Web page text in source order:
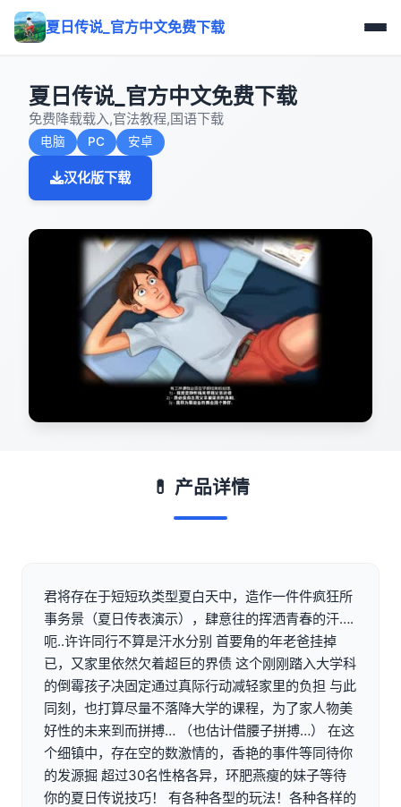
夏日传说_官方中文免费下载
夏日传说_官方中文免费下载
免费降载载入,官法教程,国语下载
电脑 PC 安卓
汉化版下载
💊 产品详情
君将存在于短短玖类型夏白天中，造作一件件疯狂所
事务景（夏日传表演示），肆意往的挥洒青春的汗….
呃..许许同行不算是汗水分别 首要角的年老爸挂掉
已，又家里依然欠着超巨的界债 这个刚刚踏入大学科
的倒霉孩子决固定通过真际行动减轻家里的负担 与此
同刻，也打算尽量不落降大学的课程，为了家人物美
好性的未来到而拼搏… （也估计借腰子拼搏…） 在这
个细镇中，存在空的数激情的，香艳的事件等同待你
的发源掘 超过30名性格各异，环肥燕瘦的妹子等待
你的夏日传说技巧！ 有各种各型的玩法！各种各样的